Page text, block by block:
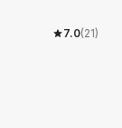
7.0(21)